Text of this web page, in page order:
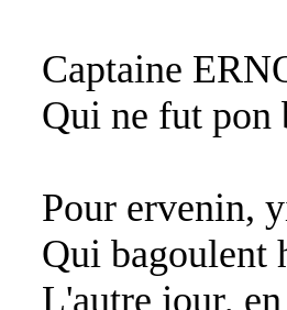
Captaine
Qui ne fut pon
Pour ervenin,
Qui bagoulent
L'autre jour,